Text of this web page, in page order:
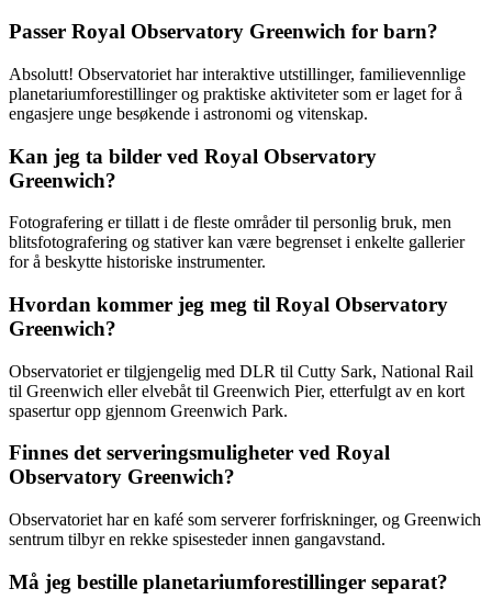
Passer Royal Observatory Greenwich for barn?
Absolutt! Observatoriet har interaktive utstillinger, familievennlige
planetariumforestillinger og praktiske aktiviteter som er laget for å
engasjere unge besøkende i astronomi og vitenskap.
Kan jeg ta bilder ved Royal Observatory
Greenwich?
Fotografering er tillatt i de fleste områder til personlig bruk, men
blitsfotografering og stativer kan være begrenset i enkelte gallerier
for å beskytte historiske instrumenter.
Hvordan kommer jeg meg til Royal Observatory
Greenwich?
Observatoriet er tilgjengelig med DLR til Cutty Sark, National Rail
til Greenwich eller elvebåt til Greenwich Pier, etterfulgt av en kort
spasertur opp gjennom Greenwich Park.
Finnes det serveringsmuligheter ved Royal
Observatory Greenwich?
Observatoriet har en kafé som serverer forfriskninger, og Greenwich
sentrum tilbyr en rekke spisesteder innen gangavstand.
Må jeg bestille planetariumforestillinger separat?